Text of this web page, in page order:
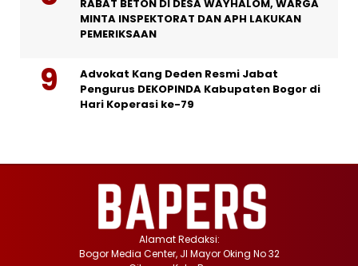
RABAT BETON DI DESA WAYHALOM, WARGA
MINTA INSPEKTORAT DAN APH LAKUKAN
PEMERIKSAAN
Advokat Kang Deden Resmi Jabat
Pengurus DEKOPINDA Kabupaten Bogor di
Hari Koperasi ke-79
Alamat Redaksi:
Bogor Media Center, Jl Mayor Oking No 32